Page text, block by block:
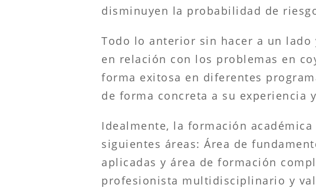
disminuyen la probabilidad de
Todo lo anterior sin hacer a un
en relación con los problemas en
forma exitosa en diferentes
de forma concreta a su experiencia
Idealmente, la formación
siguientes áreas: Área de
aplicadas y área de formación
profesionista multidisciplinario y